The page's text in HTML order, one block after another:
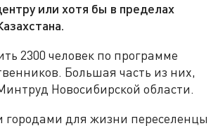
или хотя бы в пределах
2300 человек по программе
Большая часть из них,
Новосибирской области.
городами для жизни переселенцы